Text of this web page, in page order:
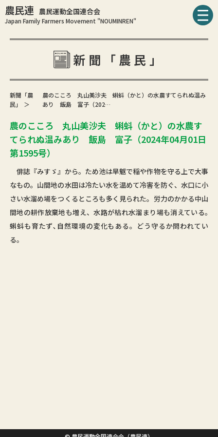
農民連 農民運動全国連合会
Japan Family Farmers Movement "NOUMINREN"
新聞「農民」
新聞「農
民」
農のこころ 丸山美沙夫 蝌蚪（かと）の水農すてられぬ温み
あり 飯島 富子（202…
農のこころ 丸山美沙夫 蝌蚪（かと）の水農す
てられぬ温みあり 飯島 富子（2024年04月01日
第1595号）
俳誌『みすゞ』から。ため池は旱魃で稲や作物を守る上で大事
なもの。山間地の水田は冷たい水を温めて冷害を防ぐ、水口に小
さい水溜め場をつくるところも多く見られた。労力のかかる中山
間地の耕作放棄地も増え、水路が枯れ水溜まり場も消えている｡
蝌蚪も育たず､自然環境の変化もある。どう守るか問われてい
る。